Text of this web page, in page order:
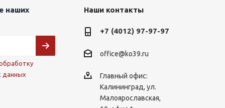
наших
данных
Наши контакты
+7 (4012) 97-97-97
office@ko39.ru
Главный офис:
Калининград, ул.
Малоярославская,